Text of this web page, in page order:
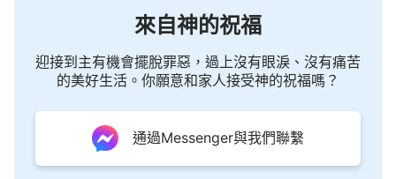
來自神的祝福
迎接到主有機會擺脫罪惡，過上沒有眼淚、沒有痛苦
的美好生活。你願意和家人接受神的祝福嗎？
通過Messenger與我們聯繫